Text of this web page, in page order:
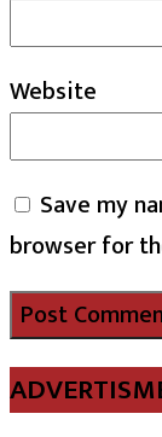
Website
Save my
browser for